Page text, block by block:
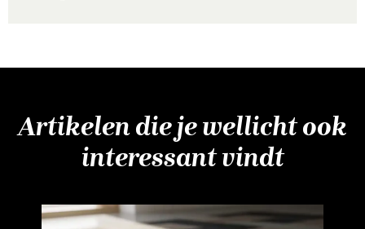
Artikelen die je wellicht ook
interessant vindt